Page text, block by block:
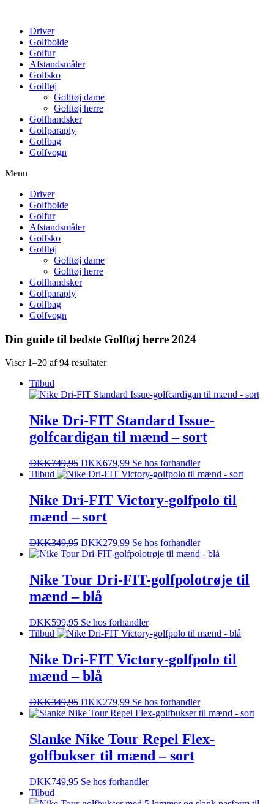
Driver
Golfbolde
Golfur
Afstandsmåler
Golfsko
Golftøj
Golftøj dame
Golftøj herre
Golfhandsker
Golfparaply
Golfbag
Golfvogn
Menu
Driver
Golfbolde
Golfur
Afstandsmåler
Golfsko
Golftøj
Golftøj dame
Golftøj herre
Golfhandsker
Golfparaply
Golfbag
Golfvogn
Din guide til bedste Golftøj herre 2024
Viser 1–20 af 94 resultater
Tilbud
Nike Dri-FIT Standard Issue-
golfcardigan til mænd – sort
DKK749,95 DKK679,99 Se hos forhandler
Tilbud
Nike Dri-FIT Victory-golfpolo til
mænd – sort
DKK349,95 DKK279,99 Se hos forhandler
Nike Tour Dri-FIT-golfpolotrøje til
mænd – blå
DKK599,95 Se hos forhandler
Tilbud
Nike Dri-FIT Victory-golfpolo til
mænd – blå
DKK349,95 DKK279,99 Se hos forhandler
Slanke Nike Tour Repel Flex-
golfbukser til mænd – sort
DKK749,95 Se hos forhandler
Tilbud